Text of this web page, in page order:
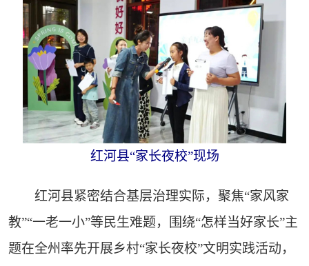
红河县“家长夜校”现场
红河县紧密结合基层治理实际，聚焦“家风家
教”“一老一小”等民生难题，围绕“怎样当好家长”主
题在全州率先开展乡村“家长夜校”文明实践活动，